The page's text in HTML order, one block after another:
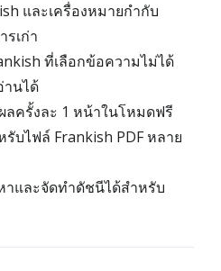
และเครื่องหมายกำกับ
รเก่า
ที่เลือกข้อความไม่ได้
านได้
ลครั้งละ 1 หน้าในโหมดฟรี
บไฟล์ Frankish PDF หลาย
และจัดทำดัชนีได้สำหรับ